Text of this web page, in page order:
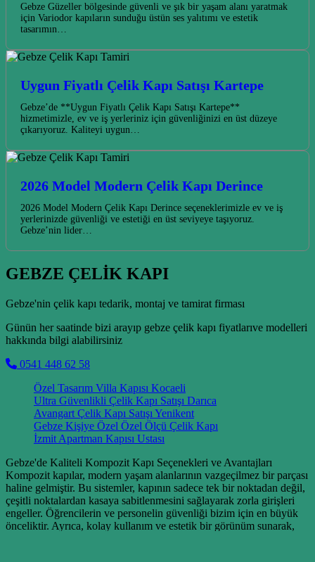
Gebze Güzeller bölgesinde güvenli ve şık bir yaşam alanı yaratmak
için Variodor kapıların sunduğu üstün ses yalıtımı ve estetik
tasarımın…
Uygun Fiyatlı Çelik Kapı Satışı Kartepe
Gebze’de **Uygun Fiyatlı Çelik Kapı Satışı Kartepe**
hizmetimizle, ev ve iş yerleriniz için güvenliğinizi en üst düzeye
çıkarıyoruz. Kaliteyi uygun…
2026 Model Modern Çelik Kapı Derince
2026 Model Modern Çelik Kapı Derince seçeneklerimizle ev ve iş
yerlerinizde güvenliği ve estetiği en üst seviyeye taşıyoruz.
Gebze’nin lider…
GEBZE ÇELİK KAPI
Gebze'nin çelik kapı tedarik, montaj ve tamirat firması
Günün her saatinde bizi arayıp gebze çelik kapı fiyatlarıve modelleri
hakkında bilgi alabilirsiniz
0541 448 62 58
Özel Tasarım Villa Kapısı Kocaeli
Ultra Güvenlikli Çelik Kapı Satışı Darıca
Avangart Çelik Kapı Satışı Yenikent
Gebze Kişiye Özel Özel Ölçü Çelik Kapı
İzmit Apartman Kapısı Ustası
Gebze'de Kaliteli Kompozit Kapı Seçenekleri ve Avantajları
Kompozit kapılar, modern yaşam alanlarının vazgeçilmez bir parçası
haline gelmiştir. Bu sistemler, kapının sadece tek bir noktadan değil,
çeşitli noktalardan kasaya sabitlenmesini sağlayarak zorla girişleri
engeller. Öğrencilerin ve personelin güvenliği bizim için en büyük
önceliktir. Ayrıca, kolay kullanım ve estetik bir görünüm sunarak,